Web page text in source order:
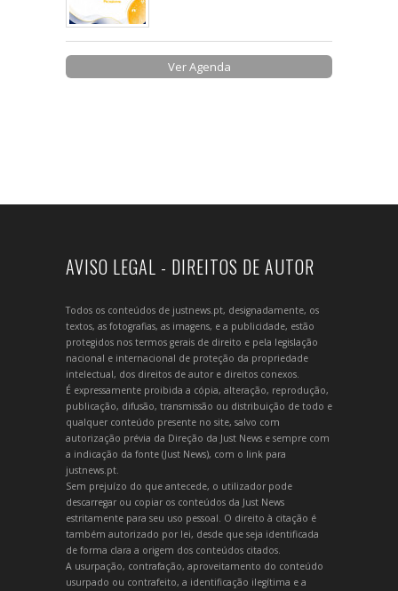
Ver Agenda
AVISO LEGAL - DIREITOS DE AUTOR
Todos os conteúdos de justnews.pt, designadamente, os
textos, as fotografias, as imagens, e a publicidade, estão
protegidos nos termos gerais de direito e pela legislação
nacional e internacional de proteção da propriedade
intelectual, dos direitos de autor e direitos conexos.
É expressamente proibida a cópia, alteração, reprodução,
publicação, difusão, transmissão ou distribuição de todo e
qualquer conteúdo presente no site, salvo com
autorização prévia da Direção da Just News e sempre com
a indicação da fonte (Just News), com o link para
justnews.pt.
Sem prejuízo do que antecede, o utilizador pode
descarregar ou copiar os conteúdos da Just News
estritamente para seu uso pessoal. O direito à citação é
também autorizado por lei, desde que seja identificada
de forma clara a origem dos conteúdos citados.
A usurpação, contrafação, aproveitamento do conteúdo
usurpado ou contrafeito, a identificação ilegítima e a